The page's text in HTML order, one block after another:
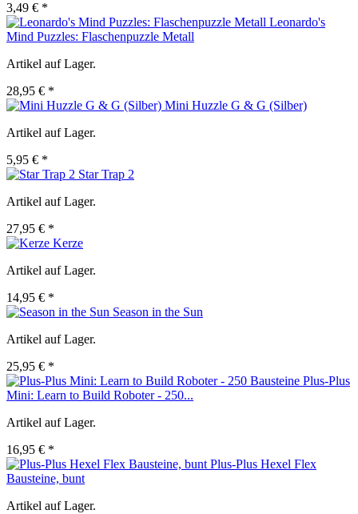
3,49 € *
Leonardo's
Mind Puzzles: Flaschenpuzzle Metall
Artikel auf Lager.
28,95 € *
Mini Huzzle G & G (Silber)
Artikel auf Lager.
5,95 € *
Star Trap 2
Artikel auf Lager.
27,95 € *
Kerze
Artikel auf Lager.
14,95 € *
Season in the Sun
Artikel auf Lager.
25,95 € *
Plus-Plus
Mini: Learn to Build Roboter - 250...
Artikel auf Lager.
16,95 € *
Plus-Plus Hexel Flex
Bausteine, bunt
Artikel auf Lager.